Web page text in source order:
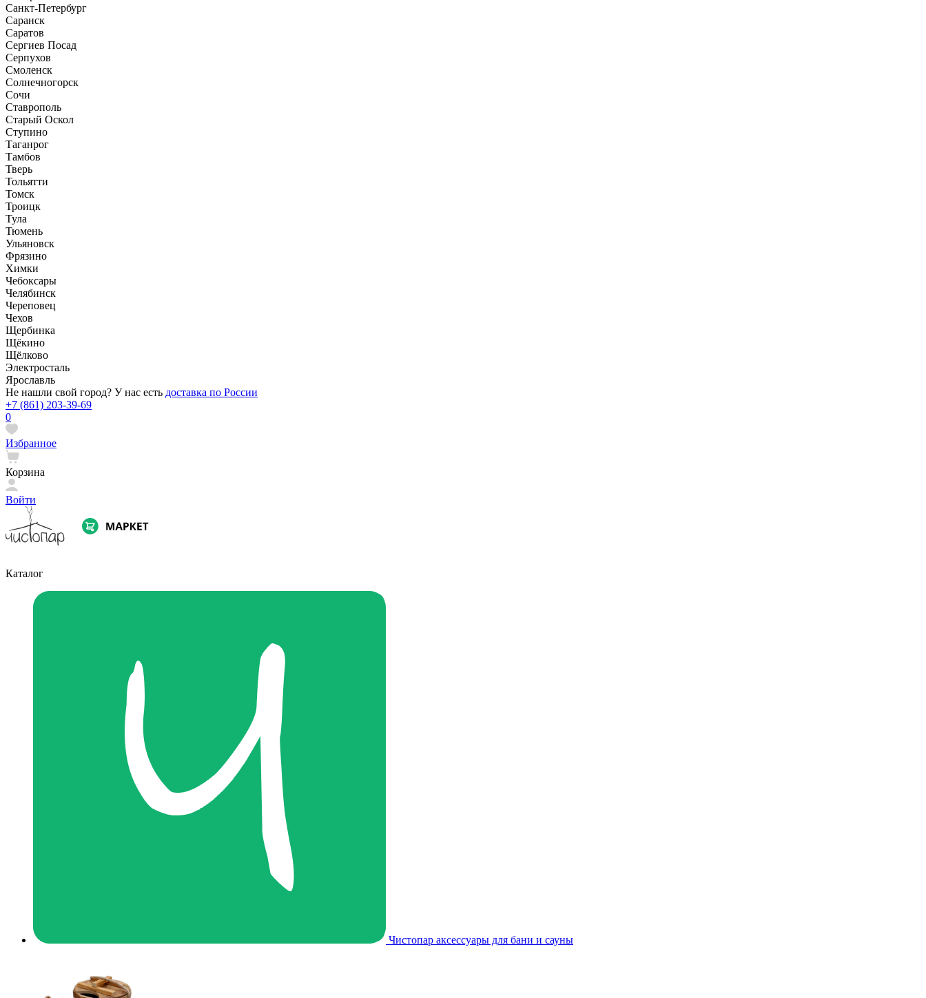
Санкт-Петербург
Саранск
Саратов
Сергиев Посад
Серпухов
Смоленск
Солнечногорск
Сочи
Ставрополь
Старый Оскол
Ступино
Таганрог
Тамбов
Тверь
Тольятти
Томск
Троицк
Тула
Тюмень
Ульяновск
Фрязино
Химки
Чебоксары
Челябинск
Череповец
Чехов
Щербинка
Щёкино
Щёлково
Электросталь
Ярославль
Не нашли свой город? У нас есть доставка по России
+7 (861) 203-39-69
0
Избранное
Корзина
Войти
Каталог
Чистопар аксессуары для бани и сауны